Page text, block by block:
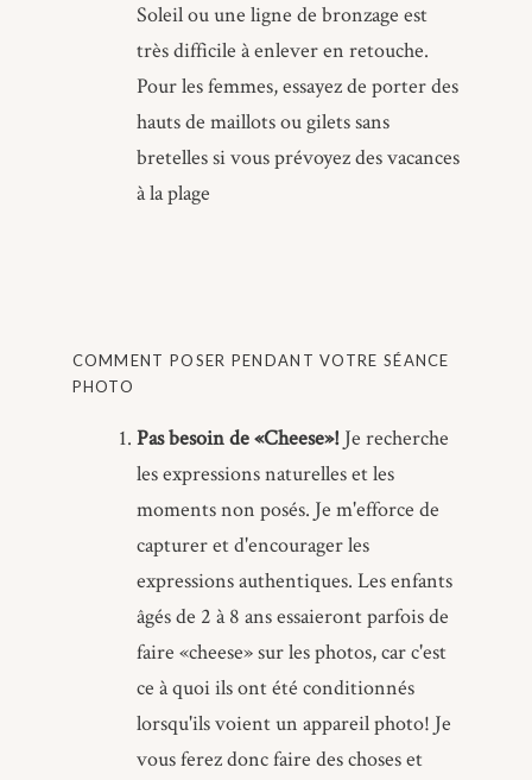
Soleil ou une ligne de bronzage est
très difficile à enlever en retouche.
Pour les femmes, essayez de porter des
hauts de maillots ou gilets sans
bretelles si vous prévoyez des vacances
à la plage
COMMENT POSER PENDANT VOTRE SÉANCE
PHOTO
Pas besoin de «Cheese»!Je recherche
les expressions naturelles et les
moments non posés. Je m'efforce de
capturer et d'encourager les
expressions authentiques. Les enfants
âgés de 2 à 8 ans essaieront parfois de
faire «cheese» sur les photos, car c'est
ce à quoi ils ont été conditionnés
lorsqu'ils voient un appareil photo! Je
vous ferez donc faire des choses et